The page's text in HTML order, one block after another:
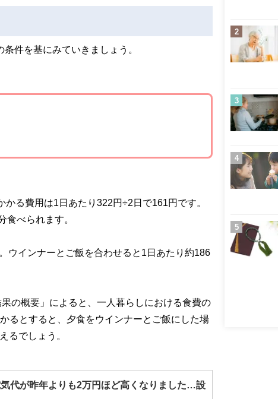
ます。
件を基にみていきましょう。
る費用は1日あたり322円÷2日で161円です。
食べられます。
ウインナーとご飯を合わせると1日あたり約186
の概要」によると、一人暮らしにおける食費の
るとすると、夕食をウインナーとご飯にした場
るでしょう。
代が昨年よりも2万円ほど高くなりました…設